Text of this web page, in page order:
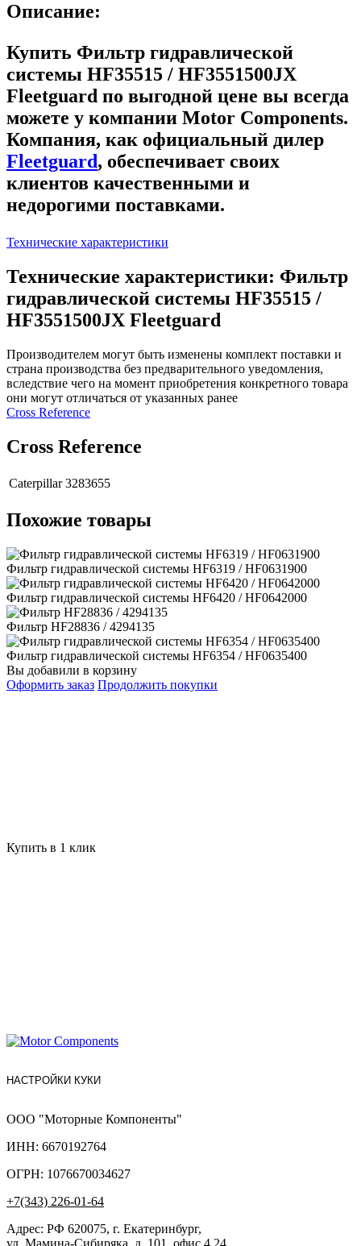
Описание:
Купить Фильтр гидравлической
системы HF35515 / HF3551500JX
Fleetguard по выгодной цене вы всегда
можете у компании Motor Components.
Компания, как официальный дилер
Fleetguard, обеспечивает своих
клиентов качественными и
недорогими поставками.
Технические характеристики
Технические характеристики: Фильтр
гидравлической системы HF35515 /
HF3551500JX Fleetguard
Производителем могут быть изменены комплект поставки и
страна производства без предварительного уведомления,
вследствие чего на момент приобретения конкретного товара
они могут отличаться от указанных ранее
Сross Reference
Сross Reference
Caterpillar 3283655
Похожие товары
Фильтр гидравлической системы HF6319 / HF0631900
Фильтр гидравлической системы HF6420 / HF0642000
Фильтр HF28836 / 4294135
Фильтр гидравлической системы HF6354 / HF0635400
Вы добавили в корзину
Оформить заказ Продолжить покупки
Купить в 1 клик
НАСТРОЙКИ КУКИ
ООО "Моторные Компоненты"
ИНН: 6670192764
ОГРН: 1076670034627
+7(343) 226-01-64
Адрес: РФ 620075, г. Екатеринбург,
ул. Мамина-Сибиряка, д. 101, офис 4.24